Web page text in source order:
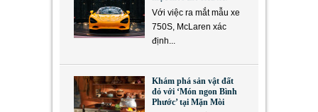
Với việc ra mắt mẫu xe
750S, McLaren xác
định...
Khám phá sản vật đất
đỏ với ‘Món ngon Bình
Phước’ tại Mặn Mòi